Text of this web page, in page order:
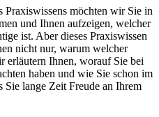
Praxiswissens möchten wir Sie in
und Ihnen aufzeigen, welcher
ist. Aber dieses Praxiswissen
nicht nur, warum welcher
erläutern Ihnen, worauf Sie bei
haben und wie Sie schon im
Sie lange Zeit Freude an Ihrem